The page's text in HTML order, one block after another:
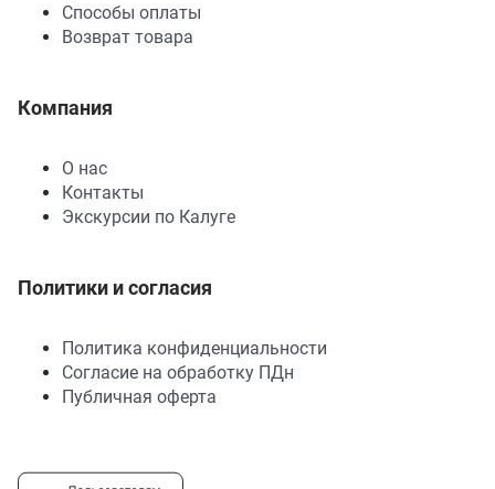
Способы оплаты
Возврат товара
Компания
О нас
Контакты
Экскурсии по Калуге
Политики и согласия
Политика конфиденциальности
Согласие на обработку ПДн
Публичная оферта